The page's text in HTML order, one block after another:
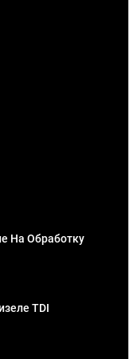
На Обработку
TDI